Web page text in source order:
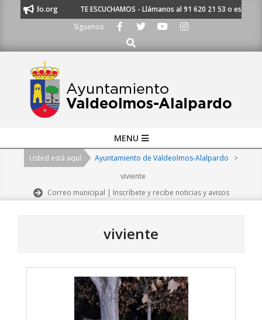
TE ESCUCHAMOS - Llámanos al 91 620 21 53 o escríbenos a
Síguenos
Buscar
Navigation
MENU
Usted está aquí Ayuntamiento de Valdeolmos-Alalpardo
>
viviente
Correo municipal | Inscríbete y recibe noticias y avisos
viviente